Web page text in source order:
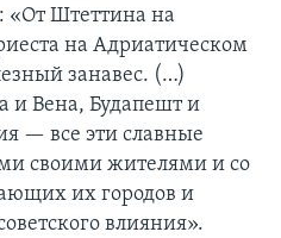
Штеттина на
на Адриатическом
занавес. (…)
и Вена, Будапешт и
— все эти славные
своими жителями и со
их городов и
влияния».